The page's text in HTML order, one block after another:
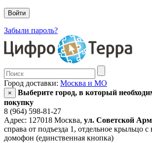
Забыли пароль?
Город доставки: Москва и МО
×
Выберите город, в который
покупку
8 (964) 598-81-27
Адрес: 127018 Москва, ул. Советской
справа от подъезда 1, отдельное крыльцо с
домофон (единственная кнопка)